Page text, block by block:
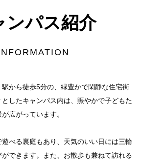
ンパス紹介
から徒歩5分の、緑豊かで閑静な住宅街
したキャンパス内は、賑やかで子どもた
広がっています。
べる裏庭もあり、天気のいい日には三輪
できます。また、お散歩も兼ねて訪れる